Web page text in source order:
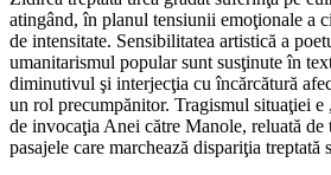
atingând, în planul tensiunii emoţionale a
de intensitate. Sensibilitatea artistică a
umanitarismul popular sunt susţinute în
diminutivul şi interjecţia cu încărcătură
un rol precumpănitor. Tragismul situaţiei e
de invocaţia Anei către Manole, reluată de
pasajele care marchează dispariţia treptată